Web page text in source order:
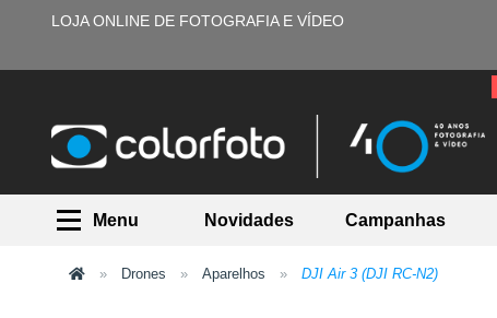
LOJA ONLINE DE FOTOGRAFIA E VÍDEO
Menu Novidades Campanhas
Drones Aparelhos DJI Air 3 (DJI RC-N2)